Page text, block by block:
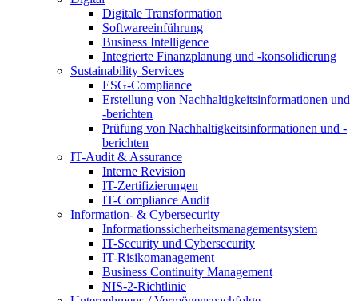
Digitale Transformation
Softwareeinführung
Business Intelligence
Integrierte Finanzplanung und -konsolidierung
Sustainability Services
ESG-Compliance
Erstellung von Nachhaltigkeitsinformationen und
-berichten
Prüfung von Nachhaltigkeitsinformationen und -
berichten
IT-Audit & Assurance
Interne Revision
IT-Zertifizierungen
IT-Compliance Audit
Information- & Cybersecurity
Informationssicherheitsmanagementsystem
IT-Security und Cybersecurity
IT-Risikomanagement
Business Continuity Management
NIS-2-Richtlinie